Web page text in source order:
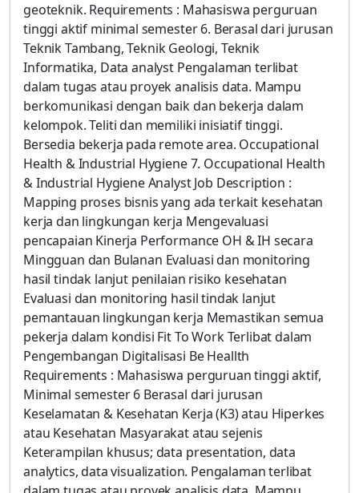
geoteknik. Requirements : Mahasiswa perguruan
tinggi aktif minimal semester 6. Berasal dari jurusan
Teknik Tambang, Teknik Geologi, Teknik
Informatika, Data analyst Pengalaman terlibat
dalam tugas atau proyek analisis data. Mampu
berkomunikasi dengan baik dan bekerja dalam
kelompok. Teliti dan memiliki inisiatif tinggi.
Bersedia bekerja pada remote area. Occupational
Health & Industrial Hygiene 7. Occupational Health
& Industrial Hygiene Analyst Job Description :
Mapping proses bisnis yang ada terkait kesehatan
kerja dan lingkungan kerja Mengevaluasi
pencapaian Kinerja Performance OH & IH secara
Mingguan dan Bulanan Evaluasi dan monitoring
hasil tindak lanjut penilaian risiko kesehatan
Evaluasi dan monitoring hasil tindak lanjut
pemantauan lingkungan kerja Memastikan semua
pekerja dalam kondisi Fit To Work Terlibat dalam
Pengembangan Digitalisasi Be Heallth
Requirements : Mahasiswa perguruan tinggi aktif,
Minimal semester 6 Berasal dari jurusan
Keselamatan & Kesehatan Kerja (K3) atau Hiperkes
atau Kesehatan Masyarakat atau sejenis
Keterampilan khusus; data presentation, data
analytics, data visualization. Pengalaman terlibat